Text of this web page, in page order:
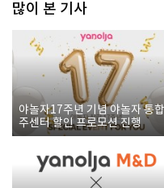
많이 본 기사
야놀자17주년 기념 야놀자 통
주센터 할인 프로모션 진행